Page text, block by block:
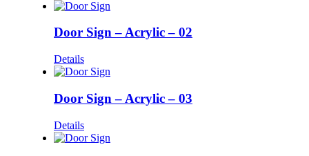
Door Sign – Acrylic – 02
Details
Door Sign – Acrylic – 03
Details